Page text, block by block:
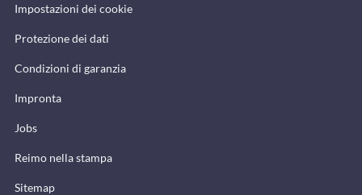
Impostazioni dei cookie
Protezione dei dati
Condizioni di garanzia
Impronta
Jobs
Reimo nella stampa
Sitemap